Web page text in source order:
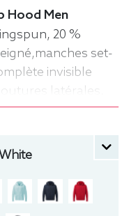
Hood Men
20 %
set-
invisible
latérales.
Hiver